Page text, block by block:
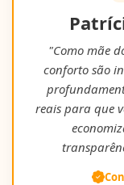
"Como mãe
conforto são
reais para que